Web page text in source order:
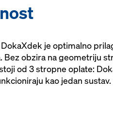
DokaXdek je optimalno
obzira na geometriju
od 3 stropne oplate:
kao jedan sustav.